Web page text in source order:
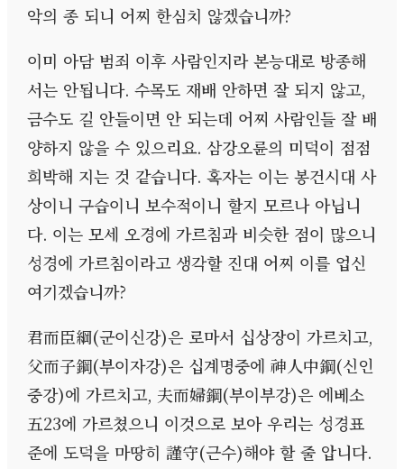
악의 종 되니 어찌 한심치 않겠습니까?
이미 아담 범죄 이후 사람인지라 본능대로 방종해
서는 안됩니다. 수목도 재배 안하면 잘 되지 않고,
금수도 길 안들이면 안 되는데 어찌 사람인들 잘 배
양하지 않을 수 있으리요. 삼강오륜의 미덕이 점점
희박해 지는 것 같습니다. 혹자는 이는 봉건시대 사
상이니 구습이니 보수적이니 할지 모르나 아닙니
다. 이는 모세 오경에 가르침과 비슷한 점이 많으니
성경에 가르침이라고 생각할 진대 어찌 이를 업신
여기겠습니까?
君而臣綱(군이신강)은 로마서 십상장이 가르치고,
父而子鋼(부이자강)은 십계명중에 神人中鋼(신인
중강)에 가르치고, 夫而婦鋼(부이부강)은 에베소
五23에 가르쳤으니 이것으로 보아 우리는 성경표
준에 도덕을 마땅히 謹守(근수)해야 할 줄 압니다.